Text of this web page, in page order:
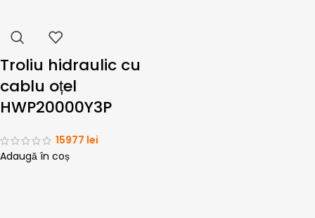
Troliu hidraulic cu
cablu oțel
HWP20000Y3P
15977 lei
Adaugă în coș